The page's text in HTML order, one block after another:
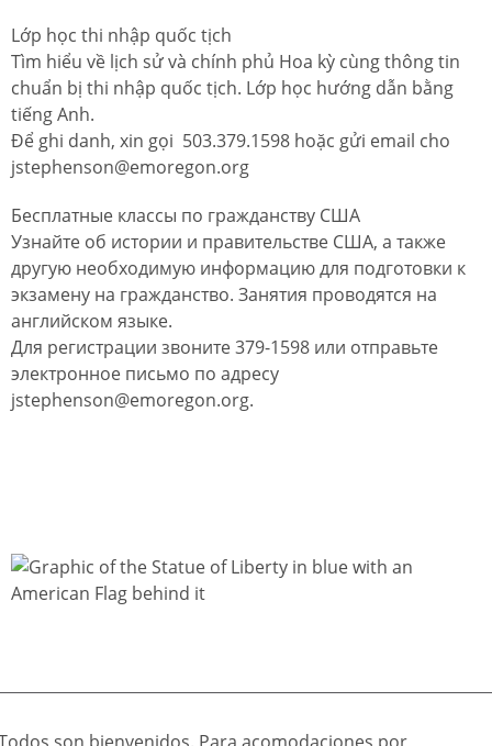
Lớp học thi nhập quốc tịch
Tìm hiểu về lịch sử và chính phủ Hoa kỳ cùng thông tin
chuẩn bị thi nhập quốc tịch. Lớp học hướng dẫn bằng
tiếng Anh.
Để ghi danh, xin gọi 503.379.1598 hoặc gửi email cho
jstephenson@emoregon.org
Бесплатные классы по гражданству США
Узнайте об истории и правительстве США, а также
другую необходимую информацию для подготовки к
экзамену на гражданство. Занятия проводятся на
английском языке.
Для регистрации звоните 379-1598 или отправьте
электронное письмо по адресу
jstephenson@emoregon.org.